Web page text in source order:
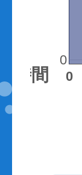
0
時間
0